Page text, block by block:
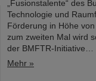
„Fusionstalente“ des
Technologie und
Förderung in Höhe
zum zweiten Mal wird
der BMFTR-Initiative…
Mehr »